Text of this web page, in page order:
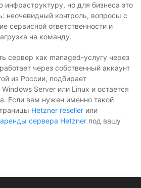
но для бизнеса это
неочевидный контроль, вопросы с
сервисной ответственности и
на команду.
сервер как managed-услугу через
через собственный аккаунт
из России, подбирает
Server или Linux и остается
Если вам нужен именно такой
Hetzner reseller или
аренды сервера Hetzner под вашу